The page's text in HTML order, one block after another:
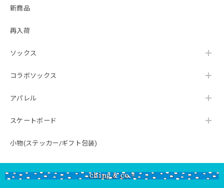
新商品
再入荷
ソックス
コラボソックス
アパレル
スケートボード
小物(ステッカー/ギフト包装)